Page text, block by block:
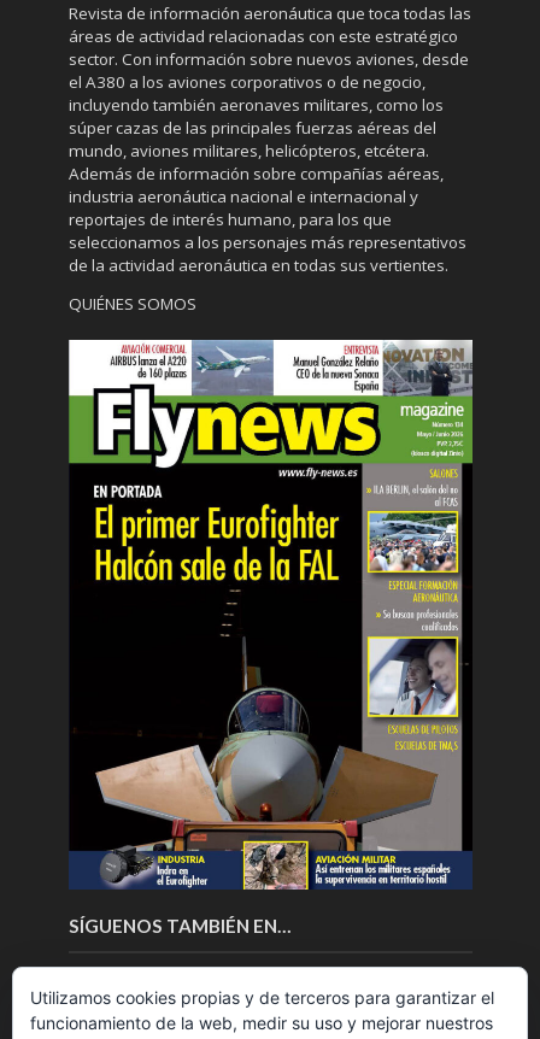
Revista de información aeronáutica que toca todas las
áreas de actividad relacionadas con este estratégico
sector. Con información sobre nuevos aviones, desde
el A380 a los aviones corporativos o de negocio,
incluyendo también aeronaves militares, como los
súper cazas de las principales fuerzas aéreas del
mundo, aviones militares, helicópteros, etcétera.
Además de información sobre compañías aéreas,
industria aeronáutica nacional e internacional y
reportajes de interés humano, para los que
seleccionamos a los personajes más representativos
de la actividad aeronáutica en todas sus vertientes.
QUIÉNES SOMOS
SÍGUENOS TAMBIÉN EN…
Utilizamos cookies propias y de terceros para garantizar el
funcionamiento de la web, medir su uso y mejorar nuestros